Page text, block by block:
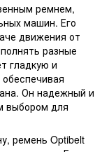
ремнем,
машин. Его
движения от
разные
гладкую и
Он надежный и
выбором для
ремень Optibelt